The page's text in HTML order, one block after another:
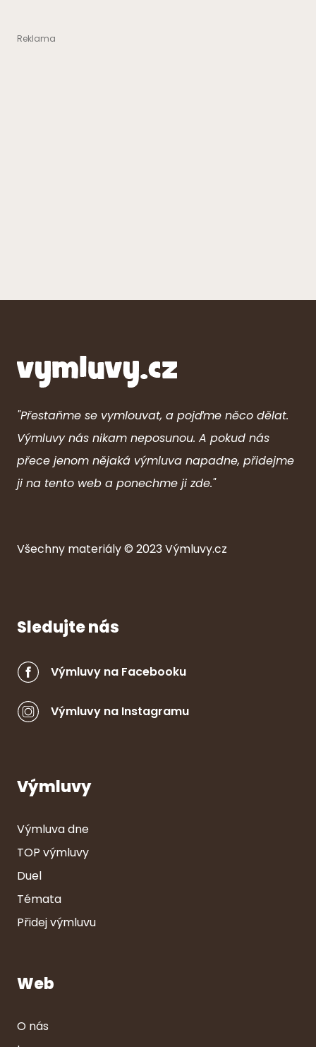
"Přestaňme se vymlouvat, a pojďme něco dělat.
Výmluvy nás nikam neposunou. A pokud nás
přece jenom nějaká výmluva napadne, přidejme
ji na tento web a ponechme ji zde."
Všechny materiály © 2023Výmluvy.cz
Sledujte nás
Výmluvy na Facebooku
Výmluvy na Instagramu
Výmluvy
Výmluva dne
TOP výmluvy
Duel
Témata
Přidej výmluvu
Web
O nás